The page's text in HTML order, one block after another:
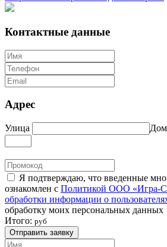
Контактные данные
Адрес
Улица Дом
Я подтверждаю, что введенные
ознакомлен с Политикой ООО «Игра-
обработки информации о
обработку моих персональных данных
Итого: руб
Отправить заявку